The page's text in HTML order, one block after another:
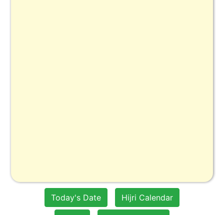
Hijri Calendar
Today's Date